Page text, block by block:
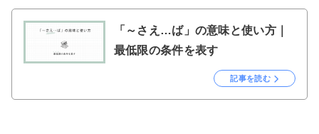
「～さえ…ば」の意味と使い方｜
最低限の条件を表す
記事を読む